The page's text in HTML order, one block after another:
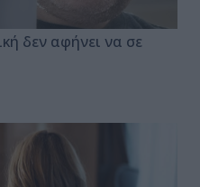
δεν αφήνει να σε